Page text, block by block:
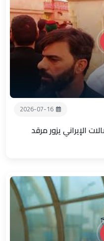
2026-07-16
الإيراني يزور مرقد